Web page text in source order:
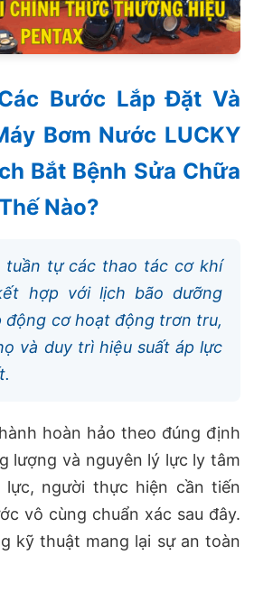
Bước Lắp Đặt Và
Bơm Nước LUCKY
Bắt Bệnh Sửa Chữa
Nào?
tuần tự các thao tác cơ khí
hợp với lịch bão dưỡng
động cơ hoạt động trơn tru,
và duy trì hiệu suất áp lực
hoàn hảo theo đúng định
lượng và nguyên lý lực ly tâm
người thực hiện cần tiến
vô cùng chuẩn xác sau đây.
kỹ thuật mang lại sự an toàn